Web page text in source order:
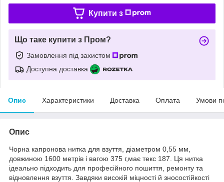
Купити з
Що таке купити з Пром?
Замовлення під захистом
Доступна доставка
Опис Характеристики Доставка Оплата Умови
Опис
Чорна капронова нитка для взуття, діаметром 0,55 мм,
довжиною 1600 метрів і вагою 375 г,має текс 187. Ця нитка
ідеально підходить для професійного пошиття, ремонту та
відновлення взуття. Завдяки високій міцності й зносостійкості